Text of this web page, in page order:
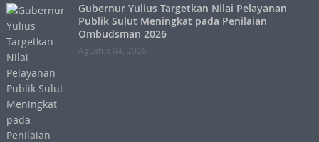
Gubernur Yulius Targetkan Nilai Pelayanan
Publik Sulut Meningkat pada Penilaian
Ombudsman 2026
Agustus 04, 2026